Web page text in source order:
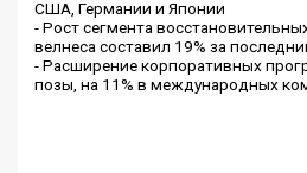
США, Германии и Японии
- Рост сегмента
велнеса составил 19% за
- Расширение корпоративных
позы, на 11% в международных